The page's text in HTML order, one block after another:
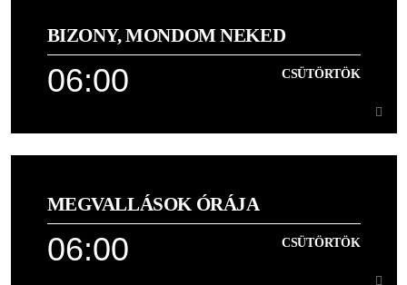
Felemelő dicsőítő dalok, hogy jól induljon a napod
Learn more
BIZONY, MONDOM NEKED
06:00 CSÜTÖRTÖK
06:00 CSÜTÖRTÖK
Joel Osteen reggeli üzenete,
Learn more
MEGVALLÁSOK ÓRÁJA
06:00 CSÜTÖRTÖK